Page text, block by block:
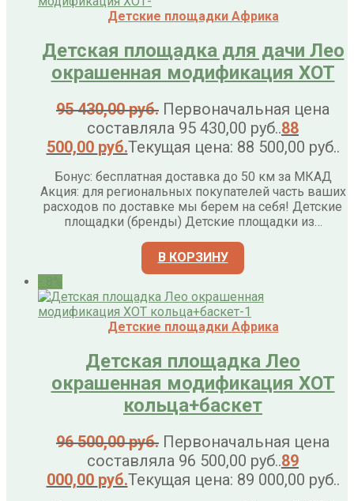
Детские площадки Африка
Детская площадка для дачи Лео
окрашенная модификация ХОТ
95 430,00руб. Первоначальная цена
составляла 95 430,00 руб..88
500,00 руб.Текущая цена: 88 500,00 руб..
Бонус: бесплатная доставка до 50 км за МКАД
Акция: для региональных покупателей часть ваших
расходов по доставке мы берем на себя! Детские
площадки (бренды) Детские площадки из…
В КОРЗИНУ
Детские площадки Африка
Детская площадка Лео
окрашенная модификация ХOT
кольца+баскет
96 500,00руб. Первоначальная цена
составляла 96 500,00 руб..89
000,00 руб.Текущая цена: 89 000,00 руб..